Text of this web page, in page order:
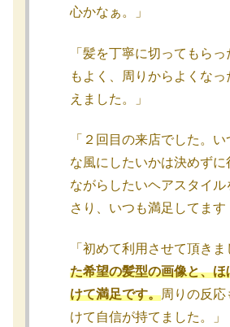
心かなぁ。」
「髪を丁寧に切ってもら
もよく、周りからよくな
えました。」
「２回目の来店でした。
な風にしたいかは決めず
ながらしたいヘアスタイ
さり、いつも満足してます
「初めて利用させて頂きま
た希望の髪型の画像と、
けて満足です。周りの反応
けて自信が持てました。」